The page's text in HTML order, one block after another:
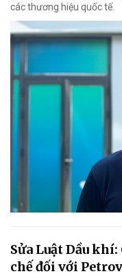
các thương hiệu quốc tế.
Sửa Luật Dầu
chế đối với